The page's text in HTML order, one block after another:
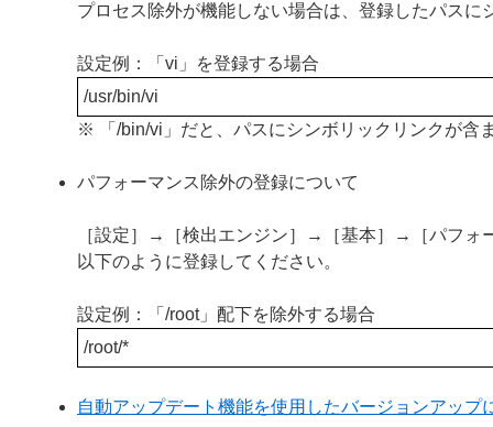
プロセス除外が機能しない場合は、登録したパス
設定例：「vi」を登録する場合
/usr/bin/vi
※ 「/bin/vi」だと、パスにシンボリックリンクが含
パフォーマンス除外の登録について
［設定］→［検出エンジン］→［基本］→［パフォ
以下のように登録してください。
設定例：「/root」配下を除外する場合
/root/*
自動アップデート機能を使用したバージョンアップ